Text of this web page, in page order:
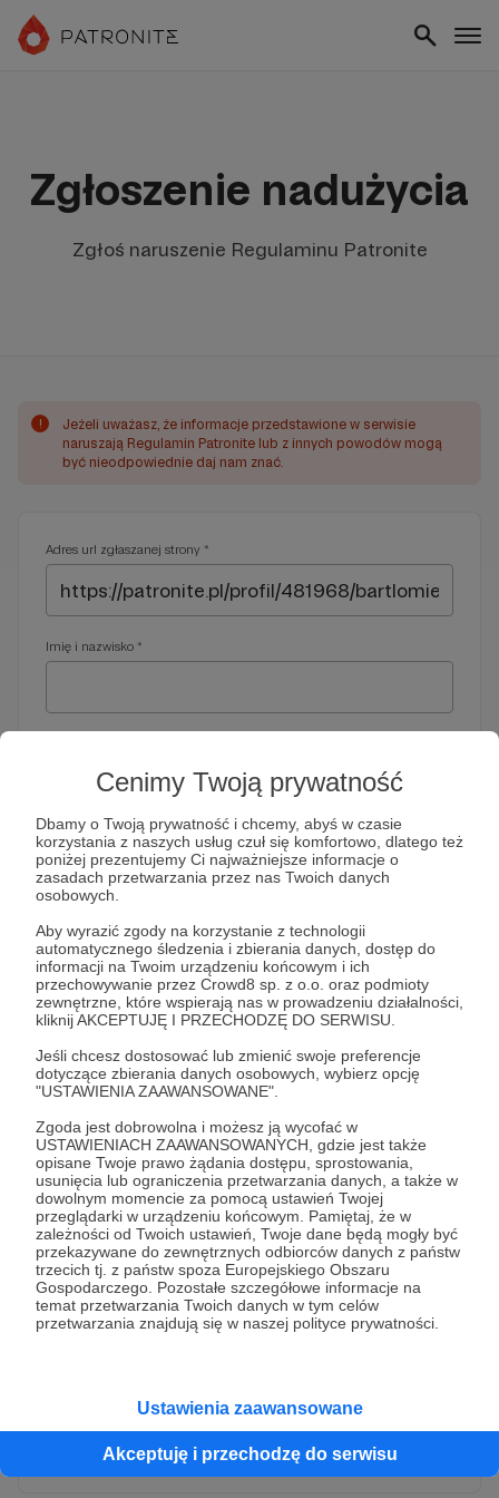
Cenimy Twoją prywatność
Dbamy o Twoją prywatność i chcemy, abyś w czasie
korzystania z naszych usług czuł się komfortowo, dlatego też
poniżej prezentujemy Ci najważniejsze informacje o
zasadach przetwarzania przez nas Twoich danych
osobowych.
Aby wyrazić zgody na korzystanie z technologii
automatycznego śledzenia i zbierania danych, dostęp do
informacji na Twoim urządzeniu końcowym i ich
przechowywanie przez Crowd8 sp. z o.o. oraz podmioty
zewnętrzne, które wspierają nas w prowadzeniu działalności,
kliknij AKCEPTUJĘ I PRZECHODZĘ DO SERWISU.
Jeśli chcesz dostosować lub zmienić swoje preferencje
dotyczące zbierania danych osobowych, wybierz opcję
"USTAWIENIA ZAAWANSOWANE".
Zgoda jest dobrowolna i możesz ją wycofać w
USTAWIENIACH ZAAWANSOWANYCH, gdzie jest także
opisane Twoje prawo żądania dostępu, sprostowania,
usunięcia lub ograniczenia przetwarzania danych, a także w
dowolnym momencie za pomocą ustawień Twojej
przeglądarki w urządzeniu końcowym. Pamiętaj, że w
zależności od Twoich ustawień, Twoje dane będą mogły być
przekazywane do zewnętrznych odbiorców danych z państw
trzecich tj. z państw spoza Europejskiego Obszaru
Gospodarczego. Pozostałe szczegółowe informacje na
temat przetwarzania Twoich danych w tym celów
przetwarzania znajdują się w naszej polityce prywatności.
Ustawienia zaawansowane
Akceptuję i przechodzę do serwisu
Zgłoszenie nadużycia
Zgłoś naruszenie Regulaminu Patronite
!
Jeżeli uważasz, że informacje przedstawione w serwisie
naruszają Regulamin Patronite lub z innych powodów mogą
być nieodpowiednie daj nam znać.
Adres url zgłaszanej strony *
Imię i nazwisko *
Telefon *
dodatkowe pytania
Treść wiadomości *
* Wyrażam zgodę na przetwarzanie moich danych
osobowych przez Patronite
Administratorem Twoich danych osobowych jest Crowd8 sp. z o.o.
z siedziba w Warszawie, ul. Żwirki i Wigury 16, 02-092 Warszawa.
Twoje dane osobowe będą przetwarzane w szczególności w celu
wykonania umowy zawartej z Tobą, w tym do umożliwienia
Gwarantujemy spełnienie wszystkich Twoich praw wynikających
z ogólnego rozporządzenia o ochronie danych, tj. prawo dostępu,
sprostowania oraz usunięcia Twoich danych, ograniczenia ich
rozwiń zgodę
Wyślij zgłoszenie